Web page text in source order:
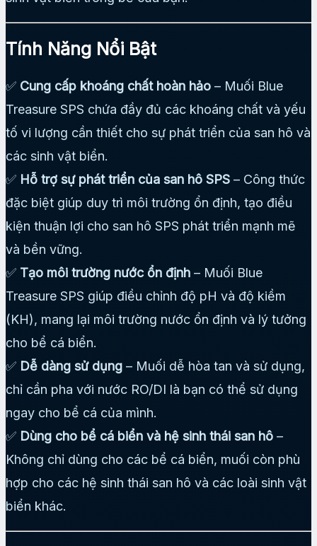
Tính Năng Nổi Bật
✅ Cung cấp khoáng chất hoàn hảo – Muối Blue
Treasure SPS chứa đầy đủ các khoáng chất và yếu
tố vi lượng cần thiết cho sự phát triển của san hô và
các sinh vật biển.
✅ Hỗ trợ sự phát triển của san hô SPS – Công thức
đặc biệt giúp duy trì môi trường ổn định, tạo điều
kiện thuận lợi cho san hô SPS phát triển mạnh mẽ
và bền vững.
✅ Tạo môi trường nước ổn định – Muối Blue
Treasure SPS giúp điều chỉnh độ pH và độ kiềm
(KH), mang lại môi trường nước ổn định và lý tưởng
cho bể cá biển.
✅ Dễ dàng sử dụng – Muối dễ hòa tan và sử dụng,
chỉ cần pha với nước RO/DI là bạn có thể sử dụng
ngay cho bể cá của mình.
✅ Dùng cho bể cá biển và hệ sinh thái san hô –
Không chỉ dùng cho các bể cá biển, muối còn phù
hợp cho các hệ sinh thái san hô và các loài sinh vật
biển khác.